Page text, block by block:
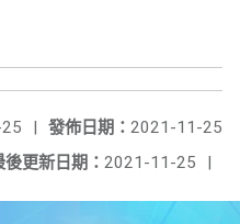
發佈日期： 2021-11-25
|
後更新日期： 2021-11-25 |